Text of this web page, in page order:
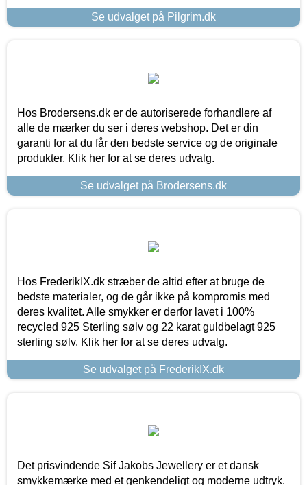
Se udvalget på Pilgrim.dk
Hos Brodersens.dk er de autoriserede forhandlere af
alle de mærker du ser i deres webshop. Det er din
garanti for at du får den bedste service og de originale
produkter. Klik her for at se deres udvalg.
Se udvalget på Brodersens.dk
Hos FrederikIX.dk stræber de altid efter at bruge de
bedste materialer, og de går ikke på kompromis med
deres kvalitet. Alle smykker er derfor lavet i 100%
recycled 925 Sterling sølv og 22 karat guldbelagt 925
sterling sølv. Klik her for at se deres udvalg.
Se udvalget på FrederikIX.dk
Det prisvindende Sif Jakobs Jewellery er et dansk
smykkemærke med et genkendeligt og moderne udtryk.